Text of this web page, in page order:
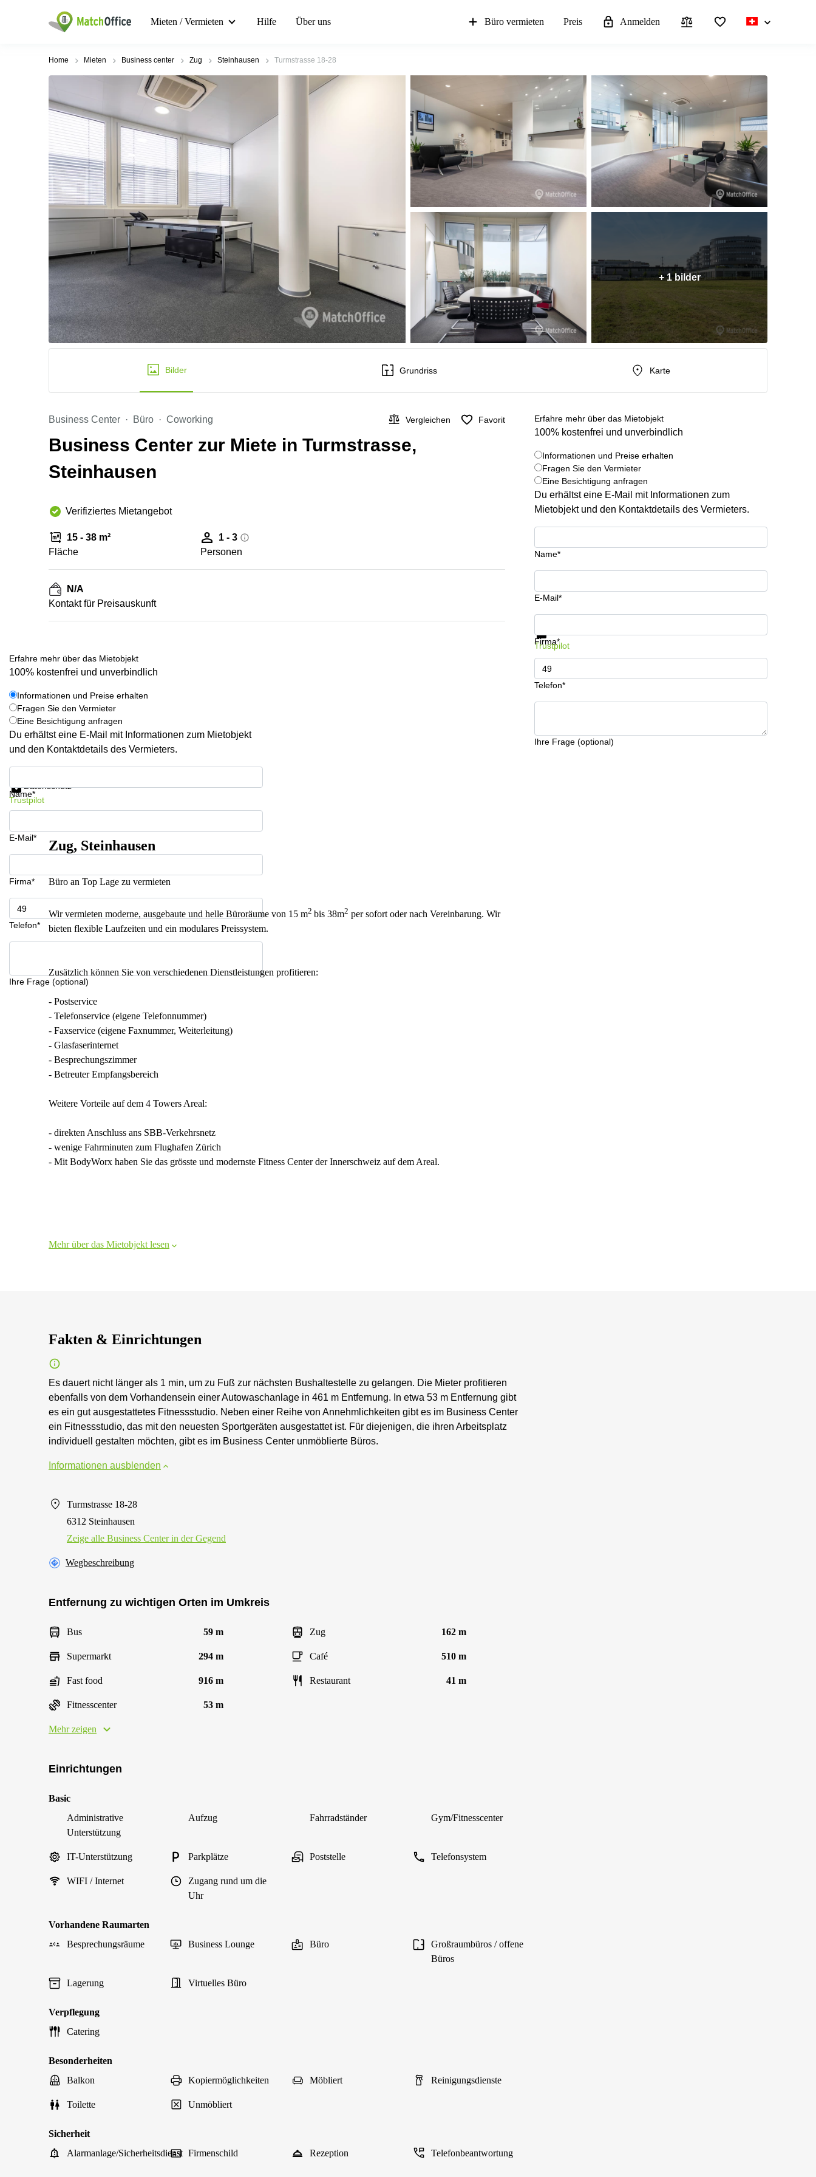
Mieten / Vermieten Hilfe Über uns Büro vermieten Preis Anmelden
Home Mieten Business center Zug Steinhausen Turmstrasse 18-28
+ 1 bilder
Bilder Grundriss Karte
Business Center Büro Coworking Vergleichen Favorit
Business Center zur Miete in Turmstrasse,
Steinhausen
Verifiziertes Mietangebot
15 - 38 m²
Fläche
1 - 3
Personen
N/A
Kontakt für Preisauskunft
Erfahre mehr über das Mietobjekt
100% kostenfrei und unverbindlich
Informationen und Preise erhalten
Fragen Sie den Vermieter
Eine Besichtigung anfragen
Du erhältst eine E-Mail mit Informationen zum
Mietobjekt und den Kontaktdetails des Vermieters.
Name*
E-Mail*
Firma*
Telefon*
Ihre Frage (optional)
Informationen und Preise erhalten
Trustpilot
Erfahre mehr über das Mietobjekt
100% kostenfrei und unverbindlich
Informationen und Preise erhalten
Fragen Sie den Vermieter
Eine Besichtigung anfragen
Du erhältst eine E-Mail mit Informationen zum Mietobjekt
und den Kontaktdetails des Vermieters.
Name*
E-Mail*
Firma*
Telefon*
Ihre Frage (optional)
Datenschutz
Trustpilot
Zug, Steinhausen
Büro an Top Lage zu vermieten
Wir vermieten moderne, ausgebaute und helle Büroräume von 15 m2 bis 38m2 per sofort oder nach Vereinbarung. Wir
bieten flexible Laufzeiten und ein modulares Preissystem.
Zusätzlich können Sie von verschiedenen Dienstleistungen profitieren:
- Postservice
- Telefonservice (eigene Telefonnummer)
- Faxservice (eigene Faxnummer, Weiterleitung)
- Glasfaserinternet
- Besprechungszimmer
- Betreuter Empfangsbereich
Weitere Vorteile auf dem 4 Towers Areal:
- direkten Anschluss ans SBB-Verkehrsnetz
- wenige Fahrminuten zum Flughafen Zürich
- Mit BodyWorx haben Sie das grösste und modernste Fitness Center der Innerschweiz auf dem Areal.
Mehr über das Mietobjekt lesen
Fakten & Einrichtungen
Es dauert nicht länger als 1 min, um zu Fuß zur nächsten Bushaltestelle zu gelangen. Die Mieter profitieren
ebenfalls von dem Vorhandensein einer Autowaschanlage in 461 m Entfernung. In etwa 53 m Entfernung gibt
es ein gut ausgestattetes Fitnessstudio. Neben einer Reihe von Annehmlichkeiten gibt es im Business Center
ein Fitnessstudio, das mit den neuesten Sportgeräten ausgestattet ist. Für diejenigen, die ihren Arbeitsplatz
individuell gestalten möchten, gibt es im Business Center unmöblierte Büros.
Informationen ausblenden
Turmstrasse 18-28
6312 Steinhausen
Zeige alle Business Center in der Gegend
Wegbeschreibung
Entfernung zu wichtigen Orten im Umkreis
Bus 59 m Zug 162 m
Supermarkt 294 m Café 510 m
Fast food 916 m Restaurant 41 m
Fitnesscenter 53 m
Mehr zeigen
Einrichtungen
Basic
Administrative
Unterstützung
Aufzug Fahrradständer Gym/Fitnesscenter
IT-Unterstützung Parkplätze Poststelle Telefonsystem
WIFI / Internet
Zugang rund um die
Uhr
Vorhandene Raumarten
Besprechungsräume
Business Lounge Büro
Großraumbüros / offene
Büros
Lagerung Virtuelles Büro
Verpflegung
Catering
Besonderheiten
Balkon
Kopiermöglichkeiten Möbliert Reinigungsdienste
Toilette Unmöbliert
Sicherheit
Alarmanlage/Sicherheitsdienst Firmenschild Rezeption Telefonbeantwortung